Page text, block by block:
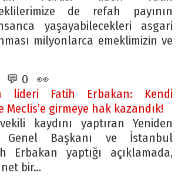
de refah payının
yaşayabilecekleri asgari
milyonlarca emeklimizin ve
💬 0 👀
lideri Fatih Erbakan: Kendi
Meclis’e girmeye hak kazandık!
kaydını yaptıran Yeniden
Genel Başkanı ve İstanbul
Erbakan yaptığı açıklamada,
bir…